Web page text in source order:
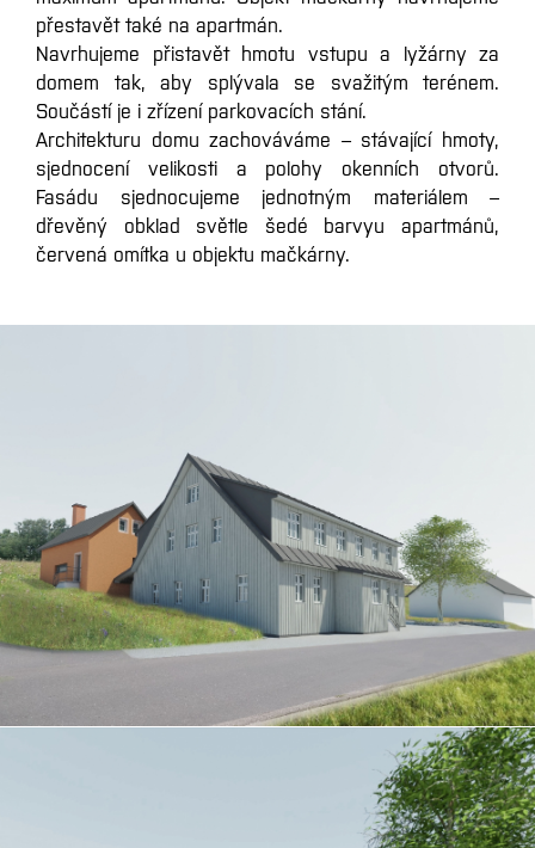
přestavět také na apartmán.
Navrhujeme přistavět hmotu vstupu a lyžárny za
domem tak, aby splývala se svažitým terénem.
Součástí je i zřízení parkovacích stání.
Architekturu domu zachováváme – stávající hmoty,
sjednocení velikosti a polohy okenních otvorů.
Fasádu sjednocujeme jednotným materiálem –
dřevěný obklad světle šedé barvyu apartmánů,
červená omítka u objektu mačkárny.